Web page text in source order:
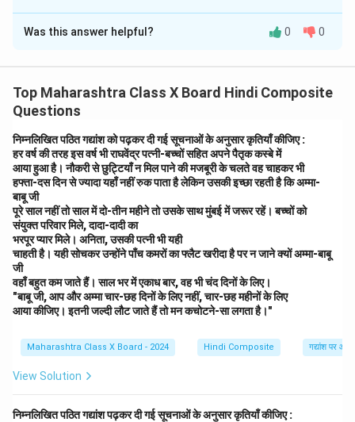
Solution and Explanation
गद्यांश:
होती हैं। पुस्तकों में समाज पर प्रभाव डालने की अद्भुत क्षमता होती है।
पुस्तक में ऐसी शक्ति होती है कि वह सोए देश में जागृति मंत्र फूँक दे,
कमजोर मानव को बल दे, राजनेताओं पर अंकुश रखे। रूसो की पुस्तक
फ्रांस में क्रांति का कारण बनी। लेनिन की पुस्तक रूस में मार्गदर्शक
बनी तो गाँधी के विचार भारत को स्वतंत्र करा गए। इस प्रकार हम
देखते हैं कि पुस्तकें पलभर में बादशाहत को पलटने की क्षमता रखती हैं।
पुस्तकें लेखकों को अमर बना देती हैं। हम आज भी सूर, तुलसी, वाल्मीकि
का नाम बहुत श्रद्धा से लेते हैं। पुस्तकें अकेलेपन की साथी भी हैं;
क्योंकि ये अकेलेपन को भुलाए रहती हैं।
प्रश्न:
महात्मा गाँधी ने पुस्तकों को किसके समान माना है?
पुस्तकों में कौन सी अद्भुत क्षमता होती है?
रूसो और लेनिन की पुस्तकों का समाज पर क्या प्रभाव पड़ा?
Was this answer helpful? 0 0
Top Maharashtra Class X Board Hindi Composite
Questions
निम्नलिखित पठित गद्यांश को पढ़कर दी गई सूचनाओं के अनुसार कृतियाँ कीजिए :
हर वर्ष की तरह इस वर्ष भी राघवेंद्र पत्नी-बच्चों सहित अपने पैतृक कस्बे में
आया हुआ है। नौकरी से छुट्टियाँ न मिल पाने की मजबूरी के चलते वह चाहकर भी
हफ्ता-दस दिन से ज्यादा यहाँ नहीं रुक पाता है लेकिन उसकी इच्छा रहती है कि अम्मा-
बाबू जी
पूरे साल नहीं तो साल में दो-तीन महीने तो उसके साथ मुंबई में जरूर रहें। बच्चों को
संयुक्त परिवार मिले, दादा-दादी का
भरपूर प्यार मिले। अनिता, उसकी पत्नी भी यही
चाहती है। यही सोचकर उन्होंने पाँच कमरों का फ्लैट खरीदा है पर न जाने क्यों अम्मा-बाबू
जी
वहाँ बहुत कम जाते हैं। साल भर में एकाध बार, वह भी चंद दिनों के लिए।
"बाबू जी, आप और अम्मा चार-छह दिनों के लिए नहीं, चार-छह महीनों के लिए
आया कीजिए। इतनी जल्दी लौट जाते हैं तो मन कचोटने-सा लगता है।"
Maharashtra Class X Board - 2024 Hindi Composite गद्यांश पर
View Solution
निम्नलिखित पठित गद्यांश पढ़कर दी गई सूचनाओं के अनुसार कृतियाँ कीजिए :